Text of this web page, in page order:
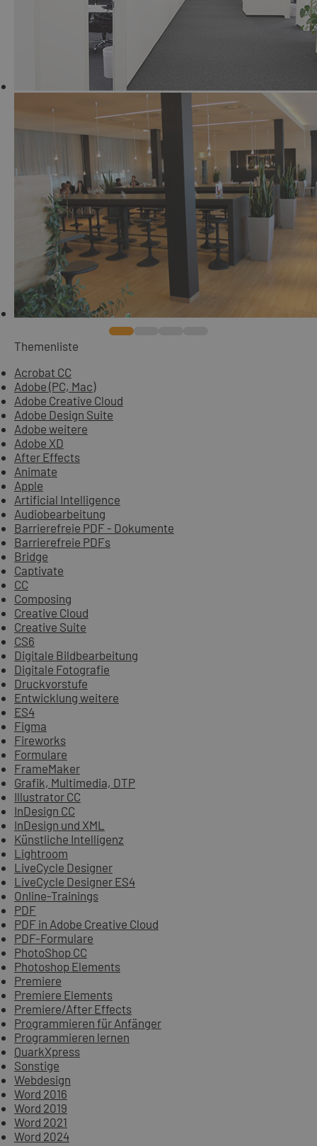
Themenliste
Acrobat CC
Adobe (PC, Mac)
Adobe Creative Cloud
Adobe Design Suite
Adobe weitere
Adobe XD
After Effects
Animate
Apple
Artificial Intelligence
Audiobearbeitung
Barrierefreie PDF - Dokumente
Barrierefreie PDFs
Bridge
Captivate
CC
Composing
Creative Cloud
Creative Suite
CS6
Digitale Bildbearbeitung
Digitale Fotografie
Druckvorstufe
Entwicklung weitere
ES4
Figma
Fireworks
Formulare
FrameMaker
Grafik, Multimedia, DTP
Illustrator CC
InDesign CC
InDesign und XML
Künstliche Intelligenz
Lightroom
LiveCycle Designer
LiveCycle Designer ES4
Online-Trainings
PDF
PDF in Adobe Creative Cloud
PDF-Formulare
PhotoShop CC
Photoshop Elements
Premiere
Premiere Elements
Premiere/After Effects
Programmieren für Anfänger
Programmieren lernen
QuarkXpress
Sonstige
Webdesign
Word 2016
Word 2019
Word 2021
Word 2024